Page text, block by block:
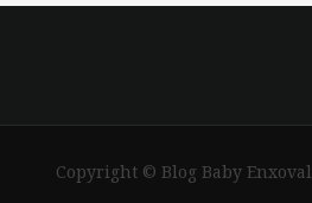
Copyright © Blog Baby Enxoval